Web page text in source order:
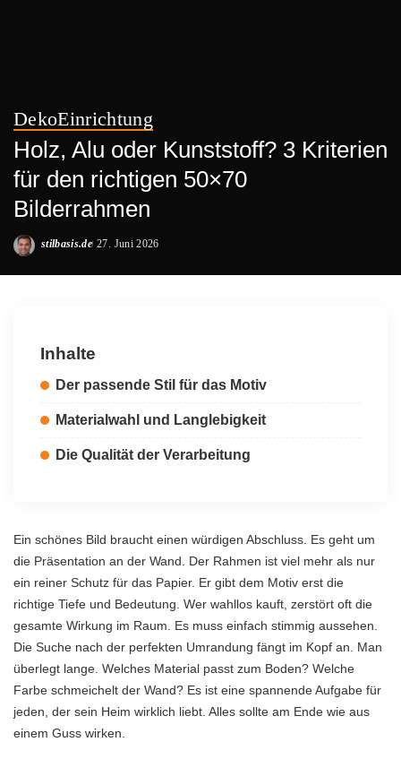
DekoEinrichtung
Holz, Alu oder Kunststoff? 3 Kriterien
für den richtigen 50×70
Bilderrahmen
Posted
stilbasis.de 27. Juni 2026
Inhalte
Der passende Stil für das Motiv
Materialwahl und Langlebigkeit
Die Qualität der Verarbeitung
Ein schönes Bild braucht einen würdigen Abschluss. Es geht um
die Präsentation an der Wand. Der Rahmen ist viel mehr als nur
ein reiner Schutz für das Papier. Er gibt dem Motiv erst die
richtige Tiefe und Bedeutung. Wer wahllos kauft, zerstört oft die
gesamte Wirkung im Raum. Es muss einfach stimmig aussehen.
Die Suche nach der perfekten Umrandung fängt im Kopf an. Man
überlegt lange. Welches Material passt zum Boden? Welche
Farbe schmeichelt der Wand? Es ist eine spannende Aufgabe für
jeden, der sein Heim wirklich liebt. Alles sollte am Ende wie aus
einem Guss wirken.